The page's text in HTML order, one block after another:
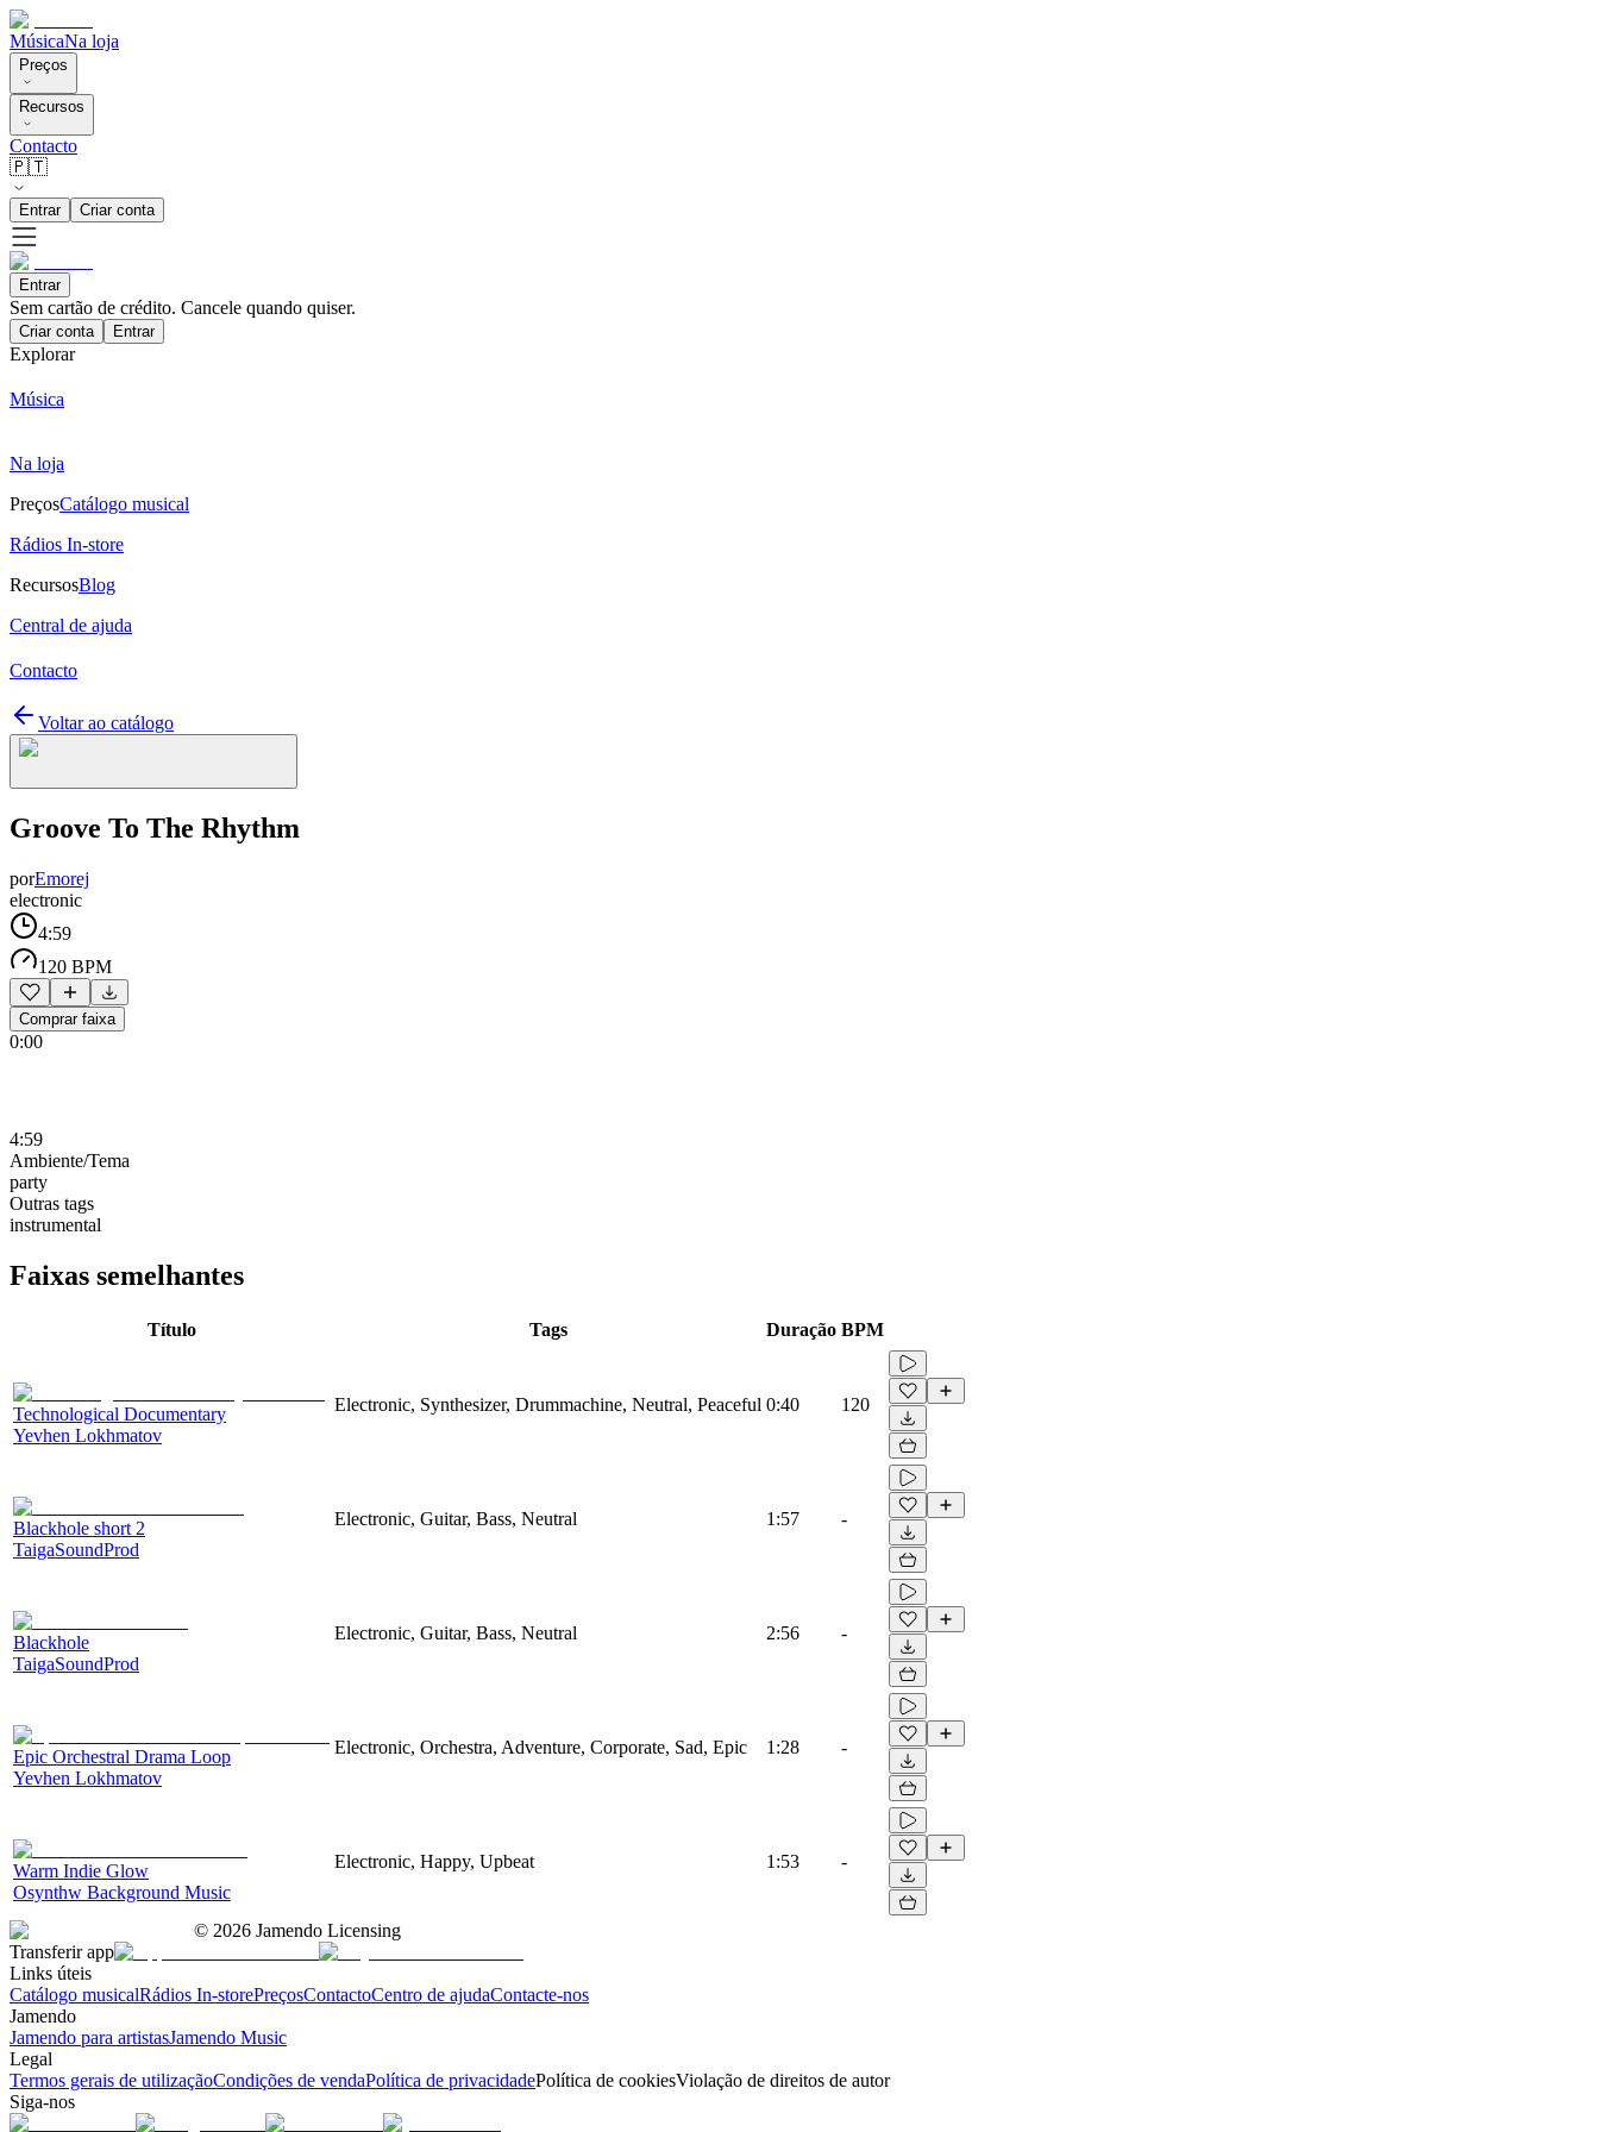
MúsicaNa loja
Preços
Recursos
Contacto
🇵🇹
Entrar Criar conta
Entrar
Sem cartão de crédito. Cancele quando quiser.
Criar conta Entrar
Explorar
Música
Na loja
PreçosCatálogo musical
Rádios In-store
RecursosBlog
Central de ajuda
Contacto
Voltar ao catálogo
Groove To The Rhythm
porEmorej
electronic
4:59
120 BPM
Comprar faixa
0:00
4:59
Ambiente/Tema
party
Outras tags
instrumental
Faixas semelhantes
Título Tags Duração BPM
Technological Documentary
Yevhen Lokhmatov
Electronic, Synthesizer, Drummachine, Neutral, Peaceful 0:40 120
Blackhole short 2
TaigaSoundProd
Electronic, Guitar, Bass, Neutral 1:57 -
Blackhole
TaigaSoundProd
Electronic, Guitar, Bass, Neutral 2:56 -
Epic Orchestral Drama Loop
Yevhen Lokhmatov
Electronic, Orchestra, Adventure, Corporate, Sad, Epic 1:28 -
Warm Indie Glow
Osynthw Background Music
Electronic, Happy, Upbeat 1:53 -
© 2026 Jamendo Licensing
Transferir app
Links úteis
Catálogo musicalRádios In-storePreçosContactoCentro de ajudaContacte-nos
Jamendo
Jamendo para artistasJamendo Music
Legal
Termos gerais de utilizaçãoCondições de vendaPolítica de privacidadePolítica de cookiesViolação de direitos de autor
Siga-nos